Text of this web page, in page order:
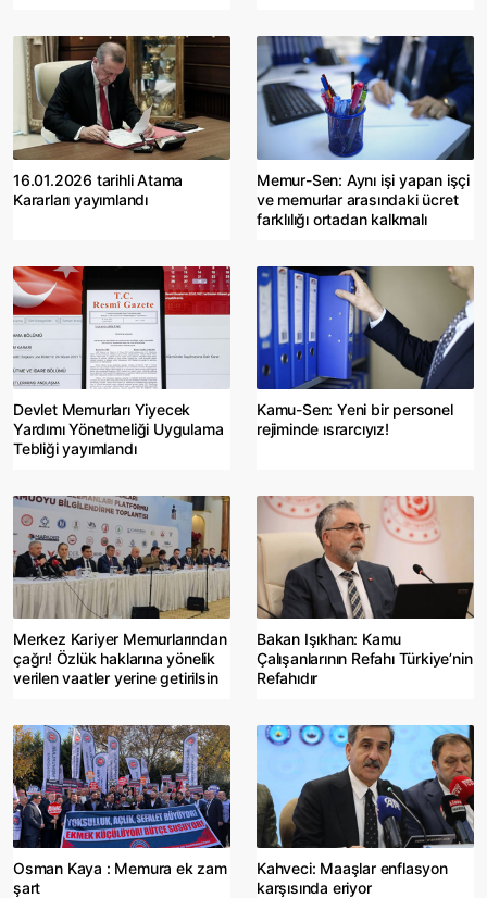
16.01.2026 tarihli Atama
Kararları yayımlandı
Memur-Sen: Aynı işi yapan işçi
ve memurlar arasındaki ücret
farklılığı ortadan kalkmalı
Devlet Memurları Yiyecek
Yardımı Yönetmeliği Uygulama
Tebliği yayımlandı
Kamu-Sen: Yeni bir personel
rejiminde ısrarcıyız!
Merkez Kariyer Memurlarından
çağrı! Özlük haklarına yönelik
verilen vaatler yerine getirilsin
Bakan Işıkhan: Kamu
Çalışanlarının Refahı Türkiye’nin
Refahıdır
Osman Kaya : Memura ek zam
şart
Kahveci: Maaşlar enflasyon
karşısında eriyor